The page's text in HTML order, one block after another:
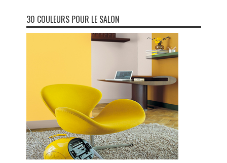
30 COULEURS POUR LE SALON